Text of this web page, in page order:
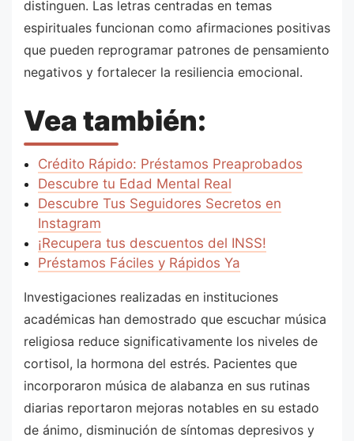
distinguen. Las letras centradas en temas
espirituales funcionan como afirmaciones positivas
que pueden reprogramar patrones de pensamiento
negativos y fortalecer la resiliencia emocional.
Vea también:
Crédito Rápido: Préstamos Preaprobados
Descubre tu Edad Mental Real
Descubre Tus Seguidores Secretos en
Instagram
¡Recupera tus descuentos del INSS!
Préstamos Fáciles y Rápidos Ya
Investigaciones realizadas en instituciones
académicas han demostrado que escuchar música
religiosa reduce significativamente los niveles de
cortisol, la hormona del estrés. Pacientes que
incorporaron música de alabanza en sus rutinas
diarias reportaron mejoras notables en su estado
de ánimo, disminución de síntomas depresivos y